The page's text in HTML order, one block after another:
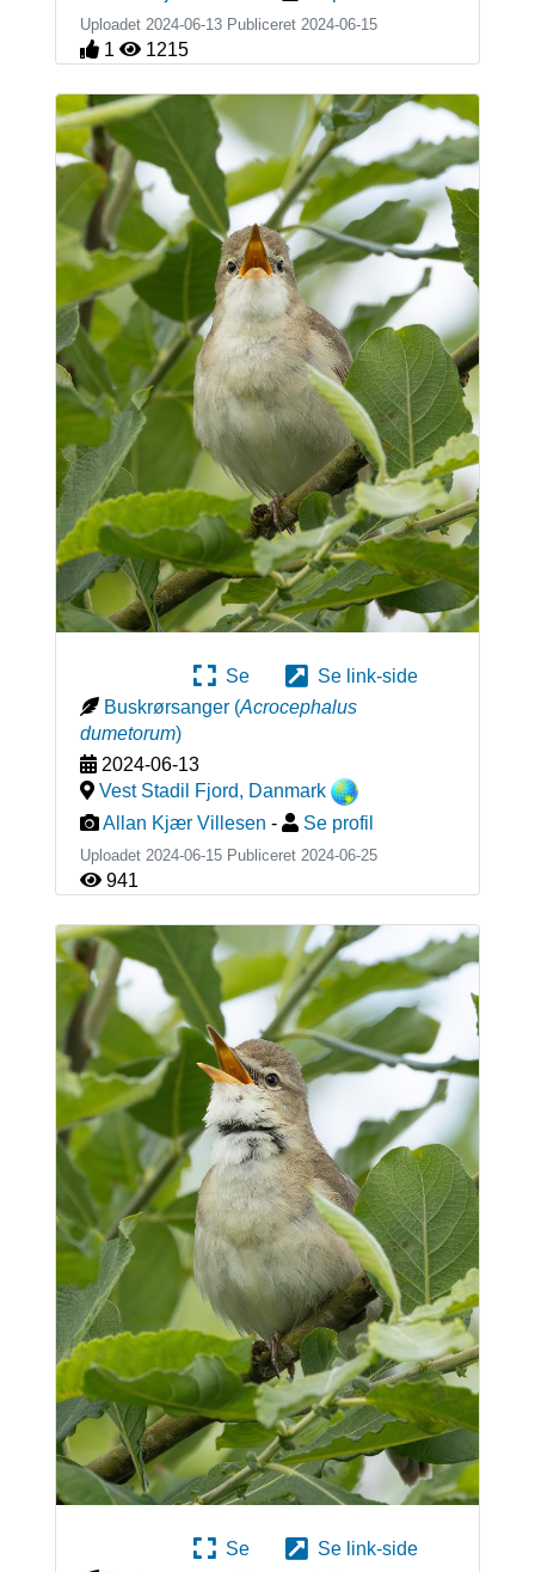
Uploadet 2024-06-13 Publiceret 2024-06-15
1 1215
Se
Se link-side
Buskrørsanger (Acrocephalus
dumetorum)
2024-06-13
Vest Stadil Fjord, Danmark
Allan Kjær Villesen - Se profil
Uploadet 2024-06-15 Publiceret 2024-06-25
941
Se
Se link-side